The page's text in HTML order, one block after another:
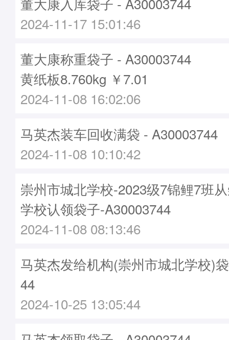
2024-11-17 15:01:46
董大康称重袋子 - A30003744
黄纸板8.760kg ￥7.01
2024-11-08 16:02:06
马英杰装车回收满袋 - A30003744
2024-11-08 10:10:42
崇州市城北学校-2023级7锦鲤7班
学校认领袋子-A30003744
2024-11-08 08:13:46
马英杰发给机构(崇州市城北学校)
44
2024-10-25 13:05:44